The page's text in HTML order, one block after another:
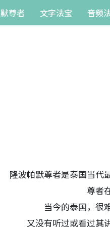
尊者 文字法宝 音频
隆波帕默尊者是泰国当代
尊者
当今的泰国，很
又没有听过或看过其